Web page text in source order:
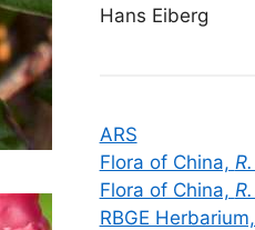
Hans Eiberg
ARS
Flora of China,
Flora of China,
RBGE Herbarium,